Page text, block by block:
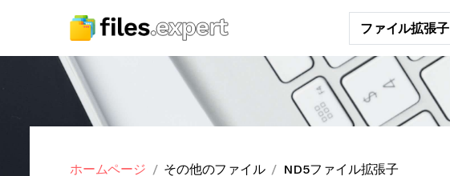
ファイル拡張子
ホームページ その他のファイル ND5ファイル拡張子